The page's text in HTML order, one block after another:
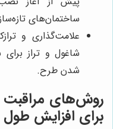
ساختمان‌های
علامت‌گذاری و
شاغول و تراز
شدن طرح.
روش‌های مراقبت
برای افزایش